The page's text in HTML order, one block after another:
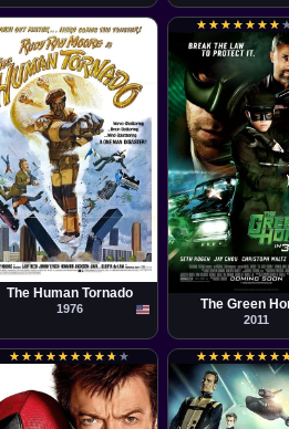
Película
Cliff Roquemore
The Human Tornado
1976
★
★ ★
★ ★
★ ★
★ ★
★ ★
★ ★
★
Película
Michel Gondry
The Green
2011
★
★ ★
★ ★
★ ★
★ ★
★ ★
★ ★
★ ★
★ ★
★ ★
★ ★
★ ★
★ ★
★ ★
★ ★
★ ★
★ ★
★